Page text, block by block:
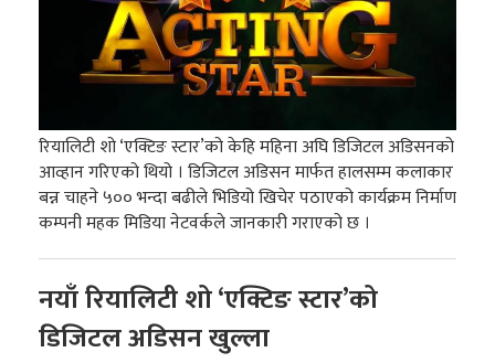
रियालिटी शो ‘एक्टिङ स्टार’को केहि महिना अघि डिजिटल अडिसनको
आव्हान गरिएको थियो । डिजिटल अडिसन मार्फत हालसम्म कलाकार
बन्न चाहने ५०० भन्दा बढीले भिडियो खिचेर पठाएको कार्यक्रम निर्माण
कम्पनी महक मिडिया नेटवर्कले जानकारी गराएको छ ।
नयाँ रियालिटी शो ‘एक्टिङ स्टार’को
डिजिटल अडिसन खुल्ला